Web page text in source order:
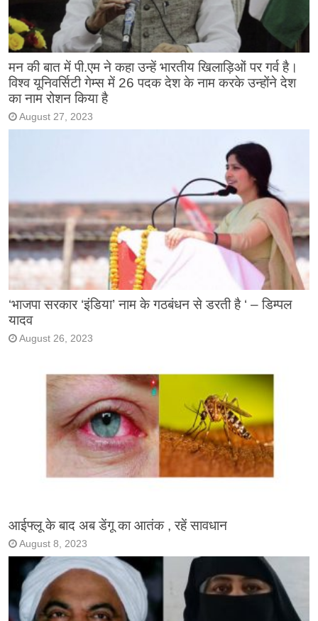
मन की बात में पी.एम ने कहा उन्हें भारतीय खिलाड़िओं पर गर्व है।
विश्व यूनिवर्सिटी गेम्स में 26 पदक देश के नाम करके उन्होंने देश
का नाम रोशन किया है
August 27, 2023
‘भाजपा सरकार ‘इंडिया’ नाम के गठबंधन से डरती है ‘ – डिम्पल
यादव
August 26, 2023
आईफ्लू के बाद अब डेंगू का आतंक , रहें सावधान
August 8, 2023